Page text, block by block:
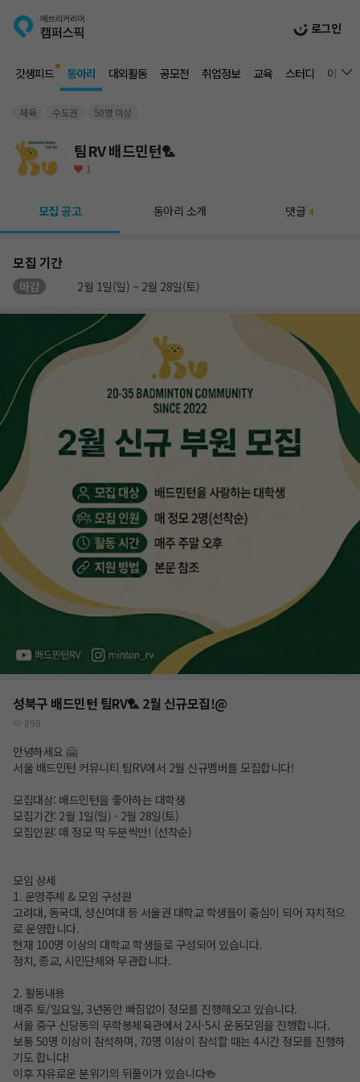
로그인
갓생피드 동아리 대외활동 공모전 취업정보 교육 스터디 이벤트
체육 수도권 50명 이상
팀RV 배드민턴🏸
1
모집 공고 동아리 소개 댓글 4
모집 기간
마감 2월 1일(일) ~ 2월 28일(토)
성북구 배드민턴 팀RV🏸 2월 신규모집!@
898
안녕하세요 🤗
서울 배드민턴 커뮤니티 팀RV에서 2월 신규멤버를 모집합니다!
모집대상: 배드민턴을 좋아하는 대학생
모집기간: 2월 1일(일) - 2월 28일(토)
모집인원: 매 정모 딱 두분씩만! (선착순)
모임 상세
1. 운영주체 & 모임 구성원
고려대, 동국대, 성신여대 등 서울권 대학교 학생들이 중심이 되어 자치적으
로 운영합니다.
현재 100명 이상의 대학교 학생들로 구성되어 있습니다.
정치, 종교, 시민단체와 무관합니다.
2. 활동내용
매주 토/일요일, 3년동안 빠짐없이 정모를 진행해오고 있습니다.
서울 중구 신당동의 무학봉체육관에서 2시-5시 운동모임을 진행합니다.
보통 50명 이상이 참석하며, 70명 이상이 참석할 때는 4시간 정모를 진행하
기도 합니다!
이후 자유로운 분위기의 뒤풀이가 있습니다🍻